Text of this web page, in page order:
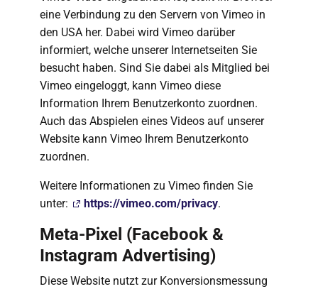
eine Verbindung zu den Servern von Vimeo in
den USA her. Dabei wird Vimeo darüber
informiert, welche unserer Internetseiten Sie
besucht haben. Sind Sie dabei als Mitglied bei
Vimeo eingeloggt, kann Vimeo diese
Information Ihrem Benutzerkonto zuordnen.
Auch das Abspielen eines Videos auf unserer
Website kann Vimeo Ihrem Benutzerkonto
zuordnen.
Weitere Informationen zu Vimeo finden Sie
unter:
https://vimeo.com/privacy.
Meta-Pixel (Facebook &
Instagram Advertising)
Diese Website nutzt zur Konversionsmessung